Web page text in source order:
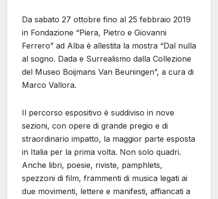
Da sabato 27 ottobre fino al 25 febbraio 2019
in Fondazione “Piera, Pietro e Giovanni
Ferrero” ad Alba è allestita la mostra “Dal nulla
al sogno. Dada e Surrealismo dalla Collezione
del Museo Boijmans Van Beuningen”, a cura di
Marco Vallora.
Il percorso espositivo è suddiviso in nove
sezioni, con opere di grande pregio e di
straordinario impatto, la maggior parte esposta
in Italia per la prima volta. Non solo quadri.
Anche libri, poesie, riviste, pamphlets,
spezzoni di film, frammenti di musica legati ai
due movimenti, lettere e manifesti, affiancati a